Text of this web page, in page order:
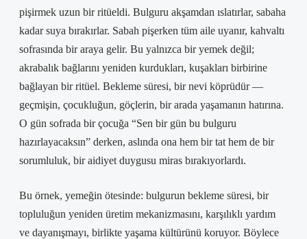
pişirmek uzun bir ritüeldi. Bulguru akşamdan ıslatırlar, sabaha
kadar suya bırakırlar. Sabah pişerken tüm aile uyanır, kahvaltı
sofrasında bir araya gelir. Bu yalnızca bir yemek değil;
akrabalık bağlarını yeniden kurdukları, kuşakları birbirine
bağlayan bir ritüel. Bekleme süresi, bir nevi köprüdür —
geçmişin, çocukluğun, göçlerin, bir arada yaşamanın hatırına.
O gün sofrada bir çocuğa “Sen bir gün bu bulguru
hazırlayacaksın” derken, aslında ona hem bir tat hem de bir
sorumluluk, bir aidiyet duygusu miras bırakıyorlardı.
Bu örnek, yemeğin ötesinde: bulgurun bekleme süresi, bir
topluluğun yeniden üretim mekanizmasını, karşılıklı yardım
ve dayanışmayı, birlikte yaşama kültürünü koruyor. Böylece